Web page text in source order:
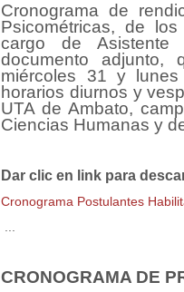
Cronograma de
Psicométricas, de
cargo de Asistente
documento
miércoles 31 y
horarios diurnos y
UTA de Ambato,
Ciencias Humanas y
Dar clic en link para
Cronograma Postulantes
CRONOGRAMA DE